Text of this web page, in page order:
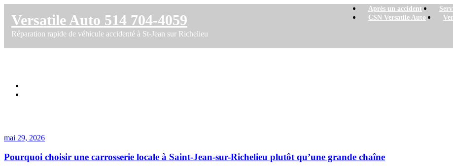
Versatile Auto 514 704-4059
Réparation rapide de véhicule accidenté à St-Jean sur Richelieu
Après un accident
CSN Versatile Auto
mai 29, 2026
Pourquoi choisir une carrosserie locale à Saint-Jean-sur-Richelieu plutôt qu’une grande chaîne